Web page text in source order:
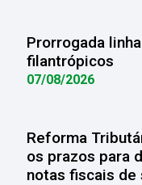
Prorrogada
filantrópicos
07/08/2026
Reforma
os prazos para
notas fiscais de